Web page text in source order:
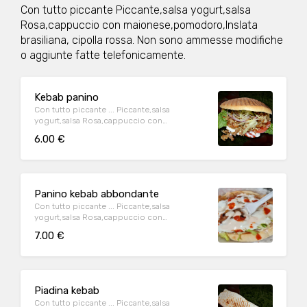
Con tutto piccante Piccante,salsa yogurt,salsa
Rosa,cappuccio con maionese,pomodoro,Inslata
brasiliana, cipolla rossa. Non sono ammesse modifiche
o aggiunte fatte telefonicamente.
Kebab panino
Con tutto piccante ... Piccante,salsa
yogurt,salsa Rosa,cappuccio con
cipolla rossa,
6.00 €
Panino kebab abbondante
Con tutto piccante ... Piccante,salsa
yogurt,salsa Rosa,cappuccio con
cipolla rossa,
7.00 €
Piadina kebab
Con tutto piccante ... Piccante,salsa